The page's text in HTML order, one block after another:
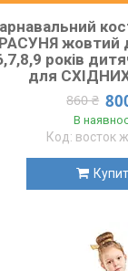
жовтий
років
для СХІДНИХ
860 ₴
В
восток